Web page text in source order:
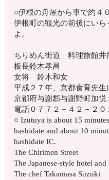
○伊根の舟屋から車で約４
伊根町の観光の前後にい
よ。
ちりめん街道 料理旅館井
板長鈴木孝昌
女将 鈴木和女
平成２７年、京都食育先生
京都府与謝郡与謝野町加悦
電話０７７２－４２－２０
○ Izutuya is about 15
hashidate and about 10
hashidate IC.
The Chirimen Street
The Japanese-style hotel
The chef Takamasa Suzuki